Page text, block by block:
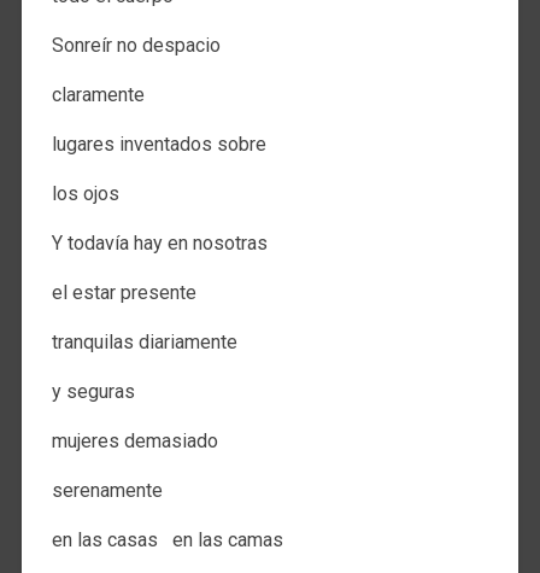
Sonreír no despacio​​
claramente​​
lugares inventados sobre​​
los ojos​​
Y todavía hay en nosotras​​
el estar presente​​
tranquilas diariamente​​
y seguras​​
mujeres demasiado​​
serenamente​​
en las casas ​​​​ en las camas​​